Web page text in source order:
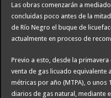
Las obras comenzarán a
concluidas poco antes de la
de Río Negro el buque de
actualmente en proceso de
Previo a esto, desde la primavera
venta de gas licuado equivalente
métricas por año (MTPA), o unos
diarios de gas natural, mediante